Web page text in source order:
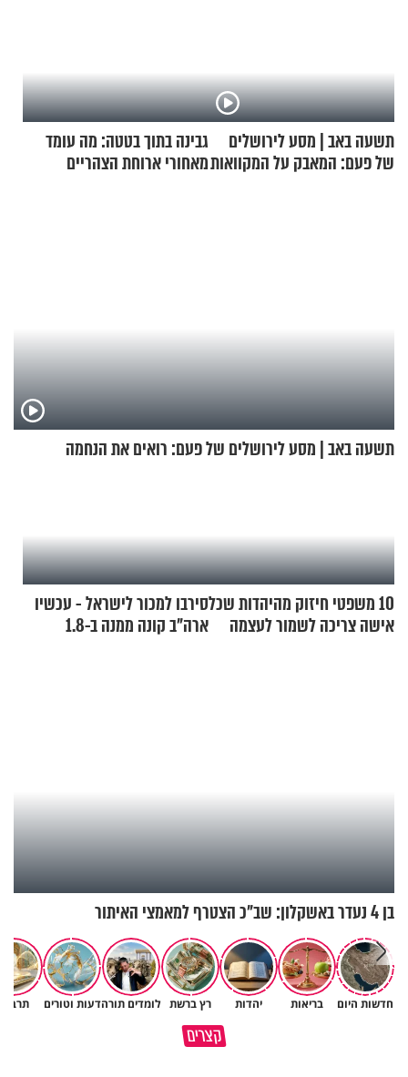
תשעה באב | מסע לירושלים
של פעם: המאבק על המקוואות
גבינה בתוך בטטה: מה עומד
מאחורי ארוחת הצהריים
תשעה באב | מסע לירושלים של פעם: רואים את הנחמה
10 משפטי חיזוק מהיהדות שכל
אישה צריכה לשמור לעצמה
סירבו למכור לישראל - עכשיו
ארה"ב קונה ממנה ב-1.8
בן 4 נעדר באשקלון: שב"כ הצטרף למאמצי האיתור
חדשות היום בריאות יהדות רץ ברשת לומדים תורהדעות וטורים
קצרים
האם אפשר להפוך קללה לברכה?
תהיו אהרון הכהן - תשכינו שלום